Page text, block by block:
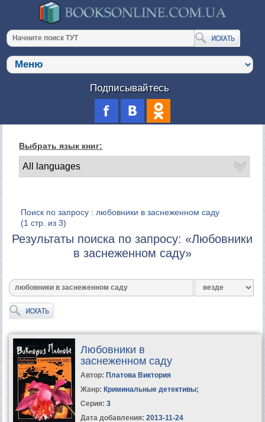
Подписывайтесь
Выбрать язык книг:
Поиск по запросу : любовники в заснеженном саду
(1 стр. из 3)
Результаты поиска по запросу: «Любовники
в заснеженном саду»
Любовники в
заснеженном саду
Автор: Платова Виктория
Жанр: Криминальные детективы;
Серия: 3
Дата добавления: 2013-11-24